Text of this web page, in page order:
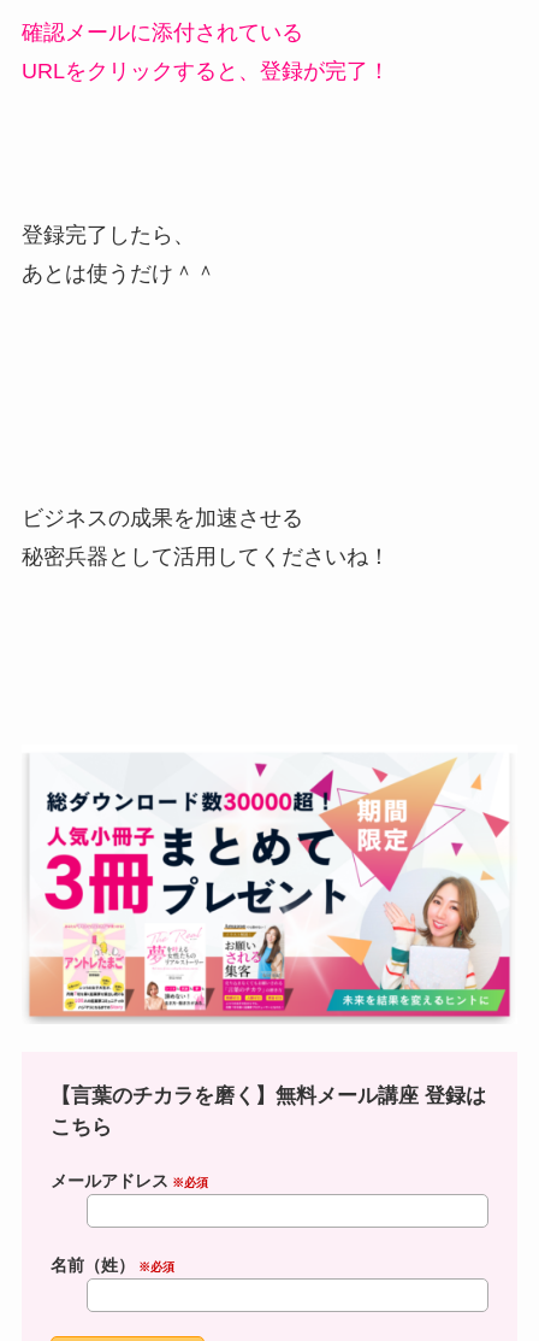
確認メールに添付されている
URLをクリックすると、登録が完了！
登録完了したら、
あとは使うだけ＾＾
ビジネスの成果を加速させる
秘密兵器として活用してくださいね！
【言葉のチカラを磨く】無料メール講座 登録は
こちら
メールアドレス ※必須
名前（姓） ※必須